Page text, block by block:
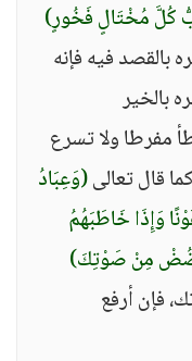
كُلَّ مُخْتَالٍ فَخُورٍ)
بالقصد فيه فإنه
بالخير
مفرطا ولا تسرع
قال تعالى(وَعِبَادُ
وَإِذَا خَاطَبَهُمُ
مِنْ صَوْتِكَ)
فإن أرفع